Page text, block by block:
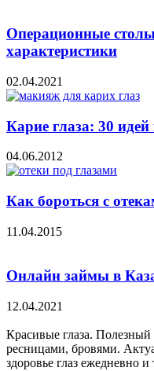
Операционные
характеристики
02.04.2021
Карие глаза: 30
04.06.2012
Как бороться с
11.04.2015
Онлайн займы в
12.04.2021
Красивые глаза. Полезный
ресницами, бровями.
здоровье глаз ежедневно и